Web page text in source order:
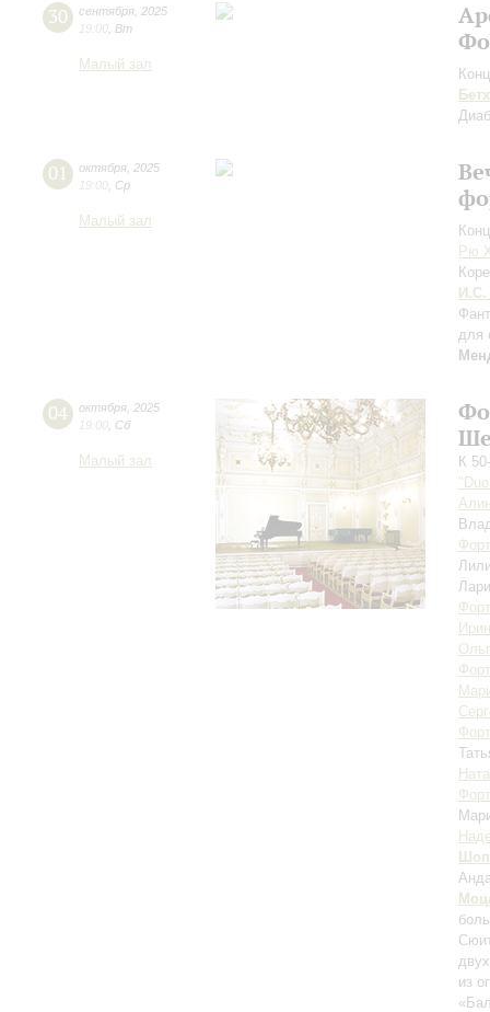
30 сентября 2025
19:00 Вт
Малый зал
01 октября 2025
19:00 Ср
Малый зал
Рю
И.С.
для
04 октября 2025
19:00 Сб
Малый зал
К
из